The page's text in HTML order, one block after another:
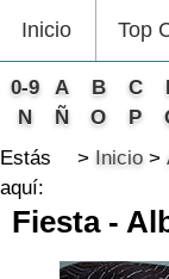
Inicio Top
0-9 A B C
N
Ñ O P
Estás
aquí:
Inicio
Fiesta -